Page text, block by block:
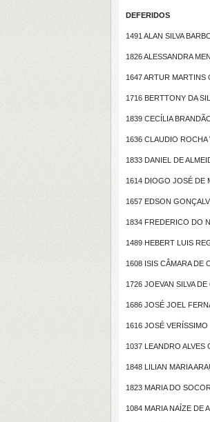
DEFERIDOS
1491 ALAN SILVA
1826 ALESSANDRA
1647 ARTUR MARTINS
1716 BERTTONY DA
1839 CECÍLIA
1636 CLAUDIO ROCHA
1833 DANIEL DE
1614 DIOGO JOSÉ DE
1657 EDSON
1834 FREDERICO DO
1489 HEBERT LUIS
1608 ISIS CÂMARA DE
1726 JOEVAN SILVA
1686 JOSÉ JOEL
1616 JOSÉ
1037 LEANDRO ALVES
1848 LILIAN MARIA
1823 MARIA DO
1084 MARIA NAÍZE DE